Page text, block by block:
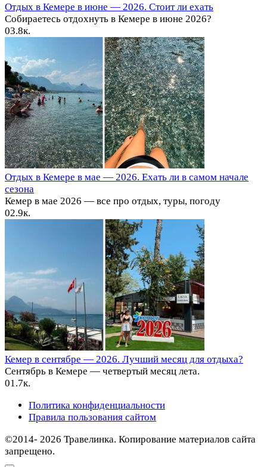
Отдых в Кемере в июне — 2026. Стоит ли ехать
Собираетесь отдохнуть в Кемере в июне 2026?
03.8к.
Отдых в Кемере в мае — 2026. Ехать ли в самом начале
сезона
Кемер в мае 2026 — все про отдых, туры, погоду
02.9к.
Кемер в сентябре — 2026. Лучший месяц для отдыха?
Сентябрь в Кемере — четвертый месяц лета.
01.7к.
Политика конфиденциальности
Правила пользования сайтом
©2014- 2026 Травелинка. Копирование материалов сайта
запрещено.